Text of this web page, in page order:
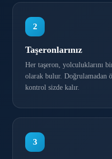
2
Taşeronlarınız
Her taşeron, yolculuklarını
olarak bulur. Doğrulamadan
kontrol sizde kalır.
3